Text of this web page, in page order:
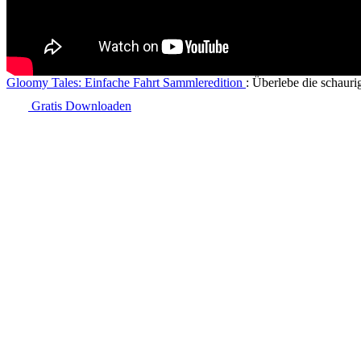
Gloomy Tales: Einfache Fahrt Sammleredition : Überlebe die
Gratis Downloaden